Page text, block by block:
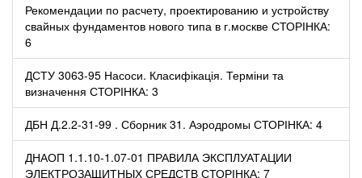
Рекомендации по расчету, проектированию и устройству
свайных фундаментов нового типа в г.москве СТОРІНКА:
6
ДСТУ 3063-95 Насоси. Класифікація. Терміни та
визначення СТОРІНКА: 3
ДБН Д.2.2-31-99 . Сборник 31. Аэродромы СТОРІНКА: 4
ДНАОП 1.1.10-1.07-01 ПРАВИЛА ЭКСПЛУАТАЦИИ
ЭЛЕКТРОЗАЩИТНЫХ СРЕДСТВ СТОРІНКА: 7